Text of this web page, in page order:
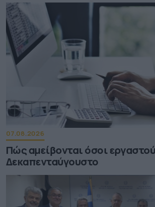
07.08.2026
Πώς αμείβονται όσοι
Δεκαπενταύγουστο